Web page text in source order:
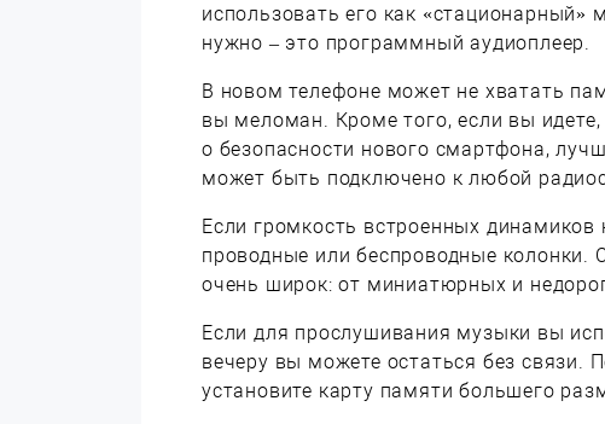
использовать его как
нужно – это программный аудиоплеер.
В новом телефоне может не хватать
вы меломан. Кроме того, если вы
о безопасности нового смартфона,
может быть подключено к любой
Если громкость встроенных
проводные или беспроводные колонки.
очень широк: от миниатюрных и
Если для прослушивания музыки вы
вечеру вы можете остаться без связи.
установите карту памяти большего